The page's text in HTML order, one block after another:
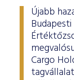
Újabb
Cargo